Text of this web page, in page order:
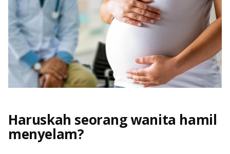
Haruskah seorang wanita hamil
menyelam?